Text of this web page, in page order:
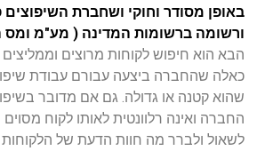
באופן מסודר וחוקי ושחברת השיפוצים
ורשומה ברשומות המדינה ( מע"מ ומס
הבא הוא חיפוש לקוחות מרוצים
כאלה שהחברה ביצעה עבורם עבודת
שהוא קטנה או גדולה. גם אם מדובר
החברה ואינה רלוונטית לאותו לקוח מסוים
לשאול ולברר מה חוות הדעת של